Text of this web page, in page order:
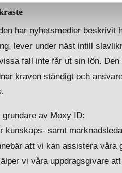
har nyhetsmedier beskrivit
lever under näst intill
fall inte får ut sin lön.
kraven ständigt och
av Moxy ID:
kunskaps- samt
att vi kan assistera våra
vi våra uppdragsgivare